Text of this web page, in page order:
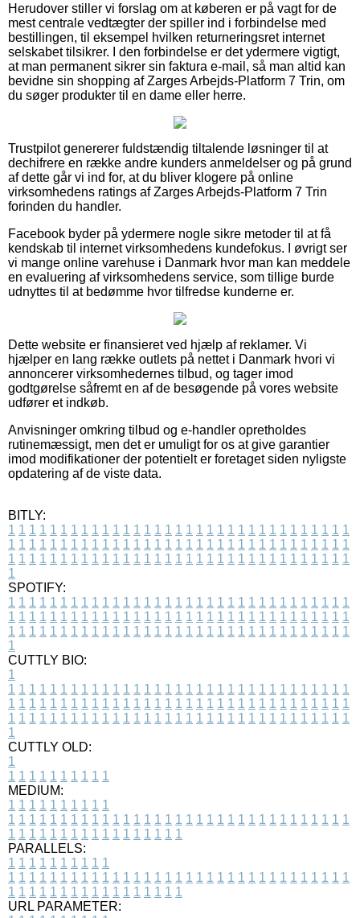
Herudover stiller vi forslag om at køberen er på vagt for de
mest centrale vedtægter der spiller ind i forbindelse med
bestillingen, til eksempel hvilken returneringsret internet
selskabet tilsikrer. I den forbindelse er det ydermere vigtigt,
at man permanent sikrer sin faktura e-mail, så man altid kan
bevidne sin shopping af Zarges Arbejds-Platform 7 Trin, om
du søger produkter til en dame eller herre.
Trustpilot genererer fuldstændig tiltalende løsninger til at
dechifrere en række andre kunders anmeldelser og på grund
af dette går vi ind for, at du bliver klogere på online
virksomhedens ratings af Zarges Arbejds-Platform 7 Trin
forinden du handler.
Facebook byder på ydermere nogle sikre metoder til at få
kendskab til internet virksomhedens kundefokus. I øvrigt ser
vi mange online varehuse i Danmark hvor man kan meddele
en evaluering af virksomhedens service, som tillige burde
udnyttes til at bedømme hvor tilfredse kunderne er.
Dette website er finansieret ved hjælp af reklamer. Vi
hjælper en lang række outlets på nettet i Danmark hvori vi
annoncerer virksomhedernes tilbud, og tager imod
godtgørelse såfremt en af de besøgende på vores website
udfører et indkøb.
Anvisninger omkring tilbud og e-handler opretholdes
rutinemæssigt, men det er umuligt for os at give garantier
imod modifikationer der potentielt er foretaget siden nyligste
opdatering af de viste data.
BITLY:
1 1 1 1 1 1 1 1 1 1 1 1 1 1 1 1 1 1 1 1 1 1 1 1 1 1 1 1 1 1 1 1 1
1 1 1 1 1 1 1 1 1 1 1 1 1 1 1 1 1 1 1 1 1 1 1 1 1 1 1 1 1 1 1 1 1
1 1 1 1 1 1 1 1 1 1 1 1 1 1 1 1 1 1 1 1 1 1 1 1 1 1 1 1 1 1 1 1 1
1
SPOTIFY:
1 1 1 1 1 1 1 1 1 1 1 1 1 1 1 1 1 1 1 1 1 1 1 1 1 1 1 1 1 1 1 1 1
1 1 1 1 1 1 1 1 1 1 1 1 1 1 1 1 1 1 1 1 1 1 1 1 1 1 1 1 1 1 1 1 1
1 1 1 1 1 1 1 1 1 1 1 1 1 1 1 1 1 1 1 1 1 1 1 1 1 1 1 1 1 1 1 1 1
1
CUTTLY BIO:
1
1 1 1 1 1 1 1 1 1 1 1 1 1 1 1 1 1 1 1 1 1 1 1 1 1 1 1 1 1 1 1 1 1
1 1 1 1 1 1 1 1 1 1 1 1 1 1 1 1 1 1 1 1 1 1 1 1 1 1 1 1 1 1 1 1 1
1 1 1 1 1 1 1 1 1 1 1 1 1 1 1 1 1 1 1 1 1 1 1 1 1 1 1 1 1 1 1 1 1
1
CUTTLY OLD:
1
1 1 1 1 1 1 1 1 1 1
MEDIUM:
1 1 1 1 1 1 1 1 1 1
1 1 1 1 1 1 1 1 1 1 1 1 1 1 1 1 1 1 1 1 1 1 1 1 1 1 1 1 1 1 1 1 1
1 1 1 1 1 1 1 1 1 1 1 1 1 1 1 1 1
PARALLELS:
1 1 1 1 1 1 1 1 1 1
1 1 1 1 1 1 1 1 1 1 1 1 1 1 1 1 1 1 1 1 1 1 1 1 1 1 1 1 1 1 1 1 1
1 1 1 1 1 1 1 1 1 1 1 1 1 1 1 1 1
URL PARAMETER: